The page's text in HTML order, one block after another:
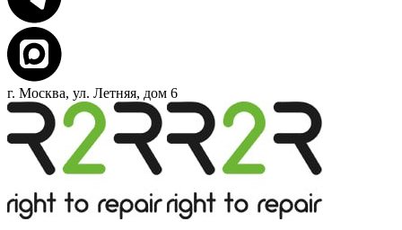
г. Москва, ул. Летняя, дом 6